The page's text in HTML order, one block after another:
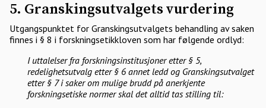
5. Granskingsutvalgets vurdering
Utgangspunktet for Granskingsutvalgets behandling av saken
finnes i § 8 i forskningsetikkloven som har følgende ordlyd:
I uttalelser fra forskningsinstitusjoner etter § 5,
redelighetsutvalg etter § 6 annet ledd og Granskingsutvalget
etter § 7 i saker om mulige brudd på anerkjente
forskningsetiske normer skal det alltid tas stilling til: